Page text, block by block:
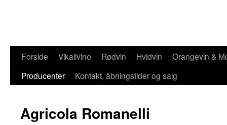
Forside Vikalivino Rødvin Hvidvin
Orangevin &
Producenter
Kontakt, åbningstider og salg
Agricola Romanelli